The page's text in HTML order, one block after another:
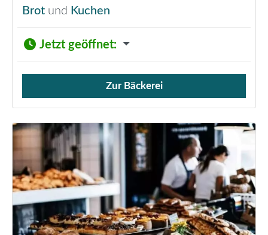
Brot und Kuchen
Jetzt geöffnet:
Verkauf von Brötchen,
Zur Bäckerei